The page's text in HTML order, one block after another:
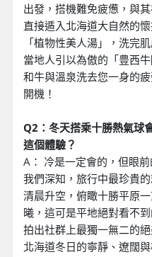
出發，搭機難免疲憊，與
直接遁入北海道大自然的
「植物性美人湯」，洗完
當地人引以為傲的「豊西
和牛與溫泉洗去您一身的
開機！
Q2：冬天搭乘十勝熱氣球
這個體驗？
A： 冷是一定會的，但眼
我們深知，旅行中最珍貴
清晨升空，俯瞰十勝平原
曦，這可是平地絕對看不
拍出社群上最獨一無二的
北海道冬日的寧靜、遼闊與